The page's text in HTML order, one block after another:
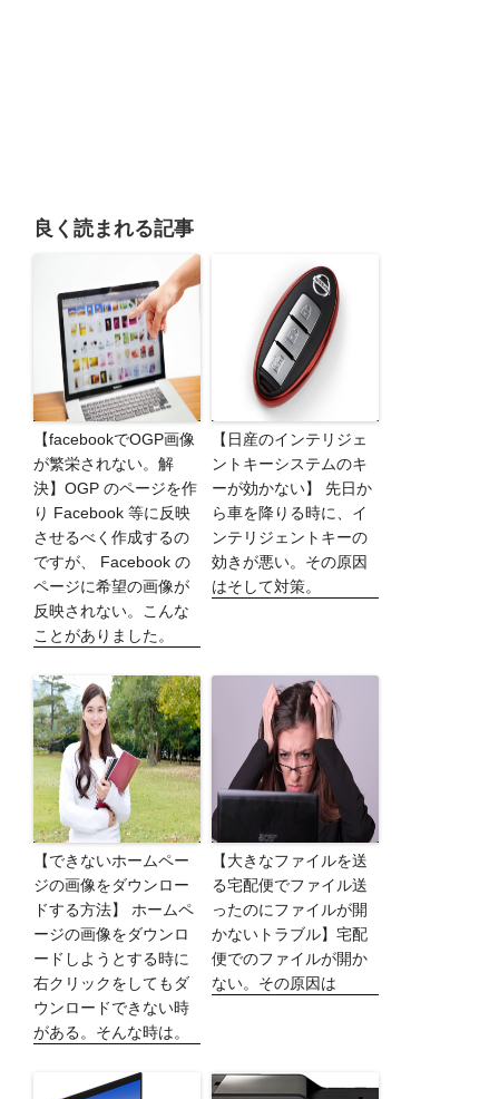
良く読まれる記事
【facebookでOGP画像
が繁栄されない。解
決】OGP のページを作
り Facebook 等に反映
させるべく作成するの
ですが、 Facebook の
ページに希望の画像が
反映されない。こんな
ことがありました。
【日産のインテリジェ
ントキーシステムのキ
ーが効かない】 先日か
ら車を降りる時に、イ
ンテリジェントキーの
効きが悪い。その原因
はそして対策。
【できないホームペー
ジの画像をダウンロー
ドする方法】 ホームペ
ージの画像をダウンロ
ードしようとする時に
右クリックをしてもダ
ウンロードできない時
がある。そんな時は。
【大きなファイルを送
る宅配便でファイル送
ったのにファイルが開
かないトラブル】宅配
便でのファイルが開か
ない。その原因は